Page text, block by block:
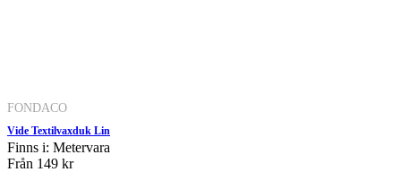
FONDACO
Vide Textilvaxduk Lin
Finns i: Metervara
Från 149 kr